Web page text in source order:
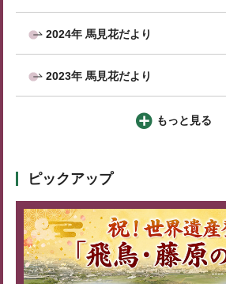
2024年 馬見花だより
2023年 馬見花だより
もっと見る
ピックアップ